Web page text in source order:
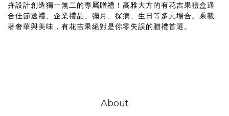
卉設計創造獨一無二的專屬贈禮！高雅大方的有花吉果禮盒適
合佳節送禮、企業禮品、彌月、探病、生日等多元場合。乘載
著奢華與美味，有花吉果絕對是你零失誤的贈禮首選。
About